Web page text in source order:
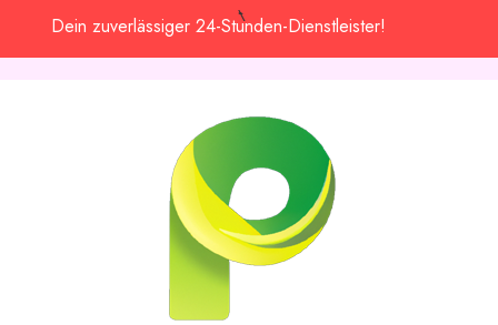
Dein zuverlässiger 24-Stunden-Dienstleister!